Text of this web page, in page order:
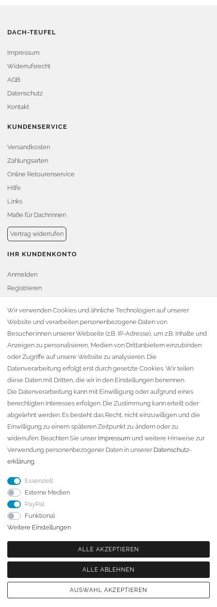
DACH-TEUFEL
Impressum
Widerrufsrecht
AGB
Datenschutz
Kontakt
KUNDENSERVICE
Versandkosten
Zahlungsarten
Online Retourenservice
Hilfe
Links
Maße für Dachrinnen
Vertrag widerrufen
IHR KUNDENKONTO
Anmelden
Registrieren
Warenkorb
Zur Kasse
KONTAKT
Fa. Steffen Jost
Söbrigener Weg 50
D-01796 Pirna
Telefon:+49 (0)3501 507295
info@dach-teufel.de
© Copyright 2026 | Alle Rechte vorbehalten. - | Realisation
Wir verwenden Cookies und ähnliche Technologien auf unserer
Website und verarbeiten personenbezogene Daten von
Besucher:innen unserer Webseite (z.B. IP-Adresse), um z.B. Inhalte und
Anzeigen zu personalisieren, Medien von Drittanbietern einzubinden
oder Zugriffe auf unsere Website zu analysieren. Die
Datenverarbeitung erfolgt erst durch gesetzte Cookies. Wir teilen
diese Daten mit Dritten, die wir in den Einstellungen benennen.
Die Datenverarbeitung kann mit Einwilligung oder aufgrund eines
berechtigten Interesses erfolgen. Die Zustimmung kann erteilt oder
abgelehnt werden. Es besteht das Recht, nicht einzuwilligen und die
Einwilligung zu einem späteren Zeitpunkt zu ändern oder zu
widerrufen. Beachten Sie unser Impressum und weitere Hinweise zur
Verwendung personenbezogener Daten in unserer Daten­schutz­
erklärung.
Essenziell
Externe Medien
PayPal
Funktional
Weitere Einstellungen
ALLE AKZEPTIEREN
ALLE ABLEHNEN
AUSWAHL AKZEPTIEREN